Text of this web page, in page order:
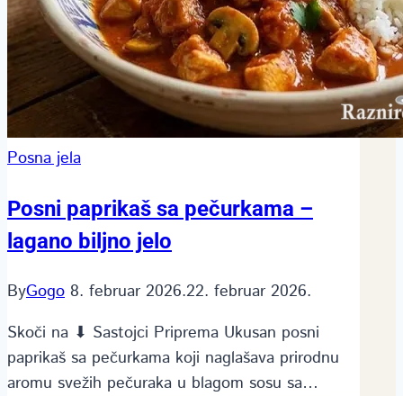
Posna jela
Posni paprikaš sa pečurkama –
lagano biljno jelo
ByGogo 8. februar 2026.22. februar 2026.
Skoči na ⬇ Sastojci Priprema Ukusan posni
paprikaš sa pečurkama koji naglašava prirodnu
aromu svežih pečuraka u blagom sosu sa…